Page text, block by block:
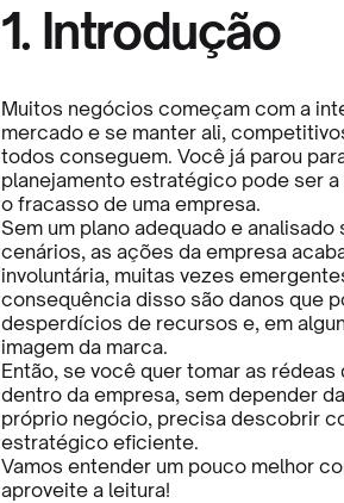
1. Introdução
Muitos negócios começam com a
mercado e se manter ali,
todos conseguem. Você já parou
planejamento estratégico pode ser
o fracasso de uma empresa.
Sem um plano adequado e
cenários, as ações da empresa
involuntária, muitas vezes
consequência disso são danos que
desperdícios de recursos e, em
imagem da marca.
Então, se você quer tomar as
dentro da empresa, sem depender
próprio negócio, precisa descobrir
estratégico eficiente.
Vamos entender um pouco melhor
aproveite a leitura!